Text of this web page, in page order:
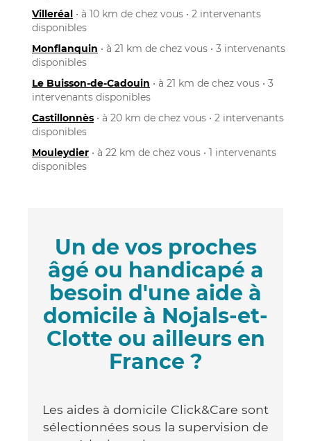
Villeréal • à 10 km de chez vous • 2 intervenants
disponibles
Monflanquin • à 21 km de chez vous • 3 intervenants
disponibles
Le Buisson-de-Cadouin • à 21 km de chez vous • 3
intervenants disponibles
Castillonnès • à 20 km de chez vous • 2 intervenants
disponibles
Mouleydier • à 22 km de chez vous • 1 intervenants
disponibles
Un de vos proches
âgé ou handicapé a
besoin d'une aide à
domicile à Nojals-et-
Clotte ou ailleurs en
France ?
Les aides à domicile Click&Care sont
sélectionnées sous la supervision de